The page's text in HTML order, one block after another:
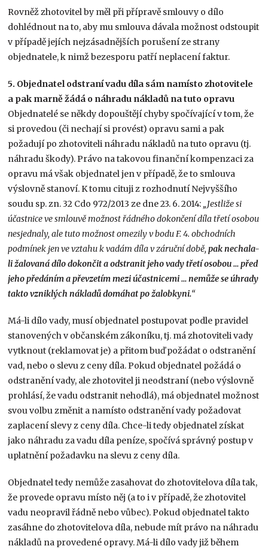
Rovněž zhotovitel by měl při přípravě smlouvy o dílo
dohlédnout na to, aby mu smlouva dávala možnost odstoupit
v případě jejích nejzásadnějších porušení ze strany
objednatele, k nimž bezesporu patří neplacení faktur.
5. Objednatel odstraní vadu díla sám namísto zhotovitele
a pak marně žádá o náhradu nákladů na tuto opravu
Objednatelé se někdy dopouštějí chyby spočívající v tom, že
si provedou (či nechají si provést) opravu sami a pak
požadují po zhotoviteli náhradu nákladů na tuto opravu (tj.
náhradu škody). Právo na takovou finanční kompenzaci za
opravu má však objednatel jen v případě, že to smlouva
výslovně stanoví. K tomu cituji z rozhodnutí Nejvyššího
soudu sp. zn. 32 Cdo 972/2013 ze dne 23. 6. 2014: „Jestliže si
účastnice ve smlouvě možnost řádného dokončení díla třetí osobou
nesjednaly, ale tuto možnost omezily v bodu F. 4. obchodních
podmínek jen ve vztahu k vadám díla v záruční době,pak nechala-
li žalovaná dílo dokončit a odstranit jeho vady třetí osobou … před
jeho předáním a převzetím mezi účastnicemi … nemůže se úhrady
takto vzniklých nákladů domáhat po žalobkyni.“
Má-li dílo vady, musí objednatel postupovat podle pravidel
stanovených v občanském zákoníku, tj. má zhotoviteli vady
vytknout (reklamovat je) a přitom buď požádat o odstranění
vad, nebo o slevu z ceny díla. Pokud objednatel požádá o
odstranění vady, ale zhotovitel ji neodstraní (nebo výslovně
prohlásí, že vadu odstranit nehodlá), má objednatel možnost
svou volbu změnit a namísto odstranění vady požadovat
zaplacení slevy z ceny díla. Chce-li tedy objednatel získat
jako náhradu za vadu díla peníze, spočívá správný postup v
uplatnění požadavku na slevu z ceny díla.
Objednatel tedy nemůže zasahovat do zhotovitelova díla tak,
že provede opravu místo něj (a to i v případě, že zhotovitel
vadu neopravil řádně nebo vůbec). Pokud objednatel takto
zasáhne do zhotovitelova díla, nebude mít právo na náhradu
nákladů na provedené opravy. Má-li dílo vady již během